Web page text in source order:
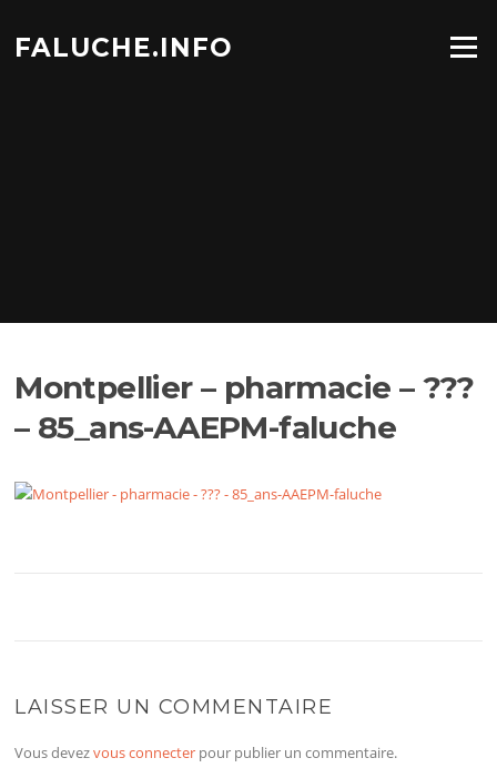
contenu
FALUCHE.INFO Menu
Montpellier – pharmacie – ???
– 85_ans-AAEPM-faluche
LAISSER UN COMMENTAIRE
Vous devezvous connecter pour publier un commentaire.